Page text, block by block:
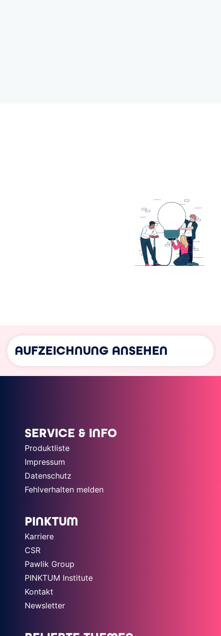
AUFZEICHNUNG ANSEHEN
SERVICE & INFO
Produktliste
Impressum
Datenschutz
Fehlverhalten melden
PINKTUM
Karriere
CSR
Pawlik Group
PINKTUM Institute
Kontakt
Newsletter